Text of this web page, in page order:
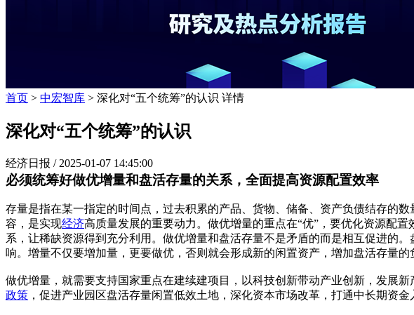
首页 > 中宏智库 > 深化对“五个统筹”的认识 详情
深化对“五个统筹”的认识
经济日报 / 2025-01-07 14:45:00
必须统筹好做优增量和盘活存量的关系，全面提高资源配置效率
存量是指在某一指定的时间点，过去积累的产品、货物、储备、资产负债结存的
容，是实现经济高质量发展的重要动力。做优增量的重点在“优”，要优化资源配
系，让稀缺资源得到充分利用。做优增量和盘活存量不是矛盾的而是相互促进的
响。增量不仅要增加量，更要做优，否则就会形成新的闲置资产，增加盘活存量的
做优增量，就需要支持国家重点在建续建项目，以科技创新带动产业创新，发展
政策 ，促进产业园区盘活存量闲置低效土地，深化资本市场改革，打通中长期资